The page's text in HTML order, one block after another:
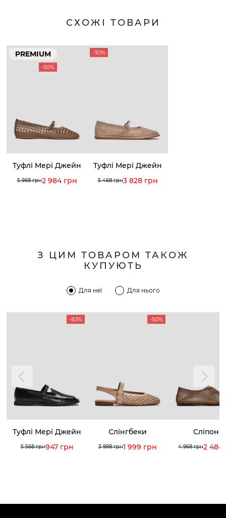
СХОЖІ ТОВАРИ
PREMIUM
-50%
Туфлі Мері Джейн
5 968 грн2 984 грн
-30%
Туфлі Мері Джейн
5 468 грн3 828 грн
З ЦИМ ТОВАРОМ ТАКОЖ
КУПУЮТЬ
Для неї Для нього
-83%
Туфлі Мері Джейн
5 568 грн947 грн
-50%
Слінгбеки
3 998 грн1 999 грн
Сліпони
4 968 грн2 484